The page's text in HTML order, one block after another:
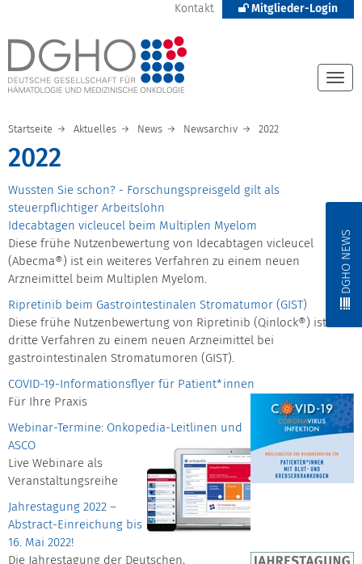
Kontakt Mitglieder-Login
DGHO NEWS
Startseite Aktuelles News Newsarchiv 2022
2022
Wussten Sie schon? - Forschungspreisgeld gilt als
steuerpflichtiger Arbeitslohn
Idecabtagen vicleucel beim Multiplen Myelom
Diese frühe Nutzenbewertung von Idecabtagen vicleucel
(Abecma®) ist ein weiteres Verfahren zu einem neuen
Arzneimittel beim Multiplen Myelom.
Ripretinib beim Gastrointestinalen Stromatumor (GIST)
Diese frühe Nutzenbewertung von Ripretinib (Qinlock®) ist das
dritte Verfahren zu einem neuen Arzneimittel bei
gastrointestinalen Stromatumoren (GIST).
COVID-19-Informationsflyer für Patient*innen
Für Ihre Praxis
Webinar-Termine: Onkopedia-Leitlinen und
ASCO
Live Webinare als
Veranstaltungsreihe
Jahrestagung 2022 –
Abstract-Einreichung bis
16. Mai 2022!
Die Jahrestagung der Deutschen,